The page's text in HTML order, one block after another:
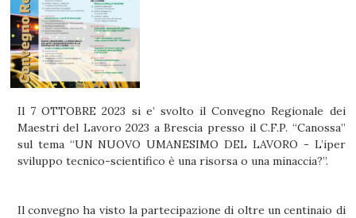
Il 7 OTTOBRE 2023 si e’ svolto il Convegno Regionale dei
Maestri del Lavoro 2023 a Brescia presso il C.F.P. “Canossa”
sul tema “UN NUOVO UMANESIMO DEL LAVORO - L’iper
sviluppo tecnico-scientifico è una risorsa o una minaccia?”.
Il convegno ha visto la partecipazione di oltre un centinaio di